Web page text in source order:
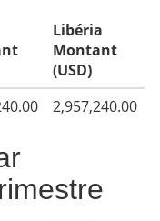
Libéria
Montant
(USD)
2,957,240.00